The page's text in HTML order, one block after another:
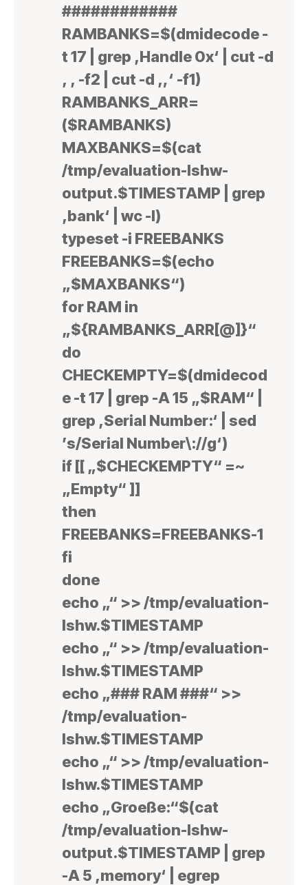
############
RAMBANKS=$(dmidecode -
t 17 | grep ‚Handle 0x‘ | cut -d
‚ ‚ -f2 | cut -d ‚,‘ -f1)
RAMBANKS_ARR=
($RAMBANKS)
MAXBANKS=$(cat
/tmp/evaluation-lshw-
output.$TIMESTAMP | grep
‚bank‘ | wc -l)
typeset -i FREEBANKS
FREEBANKS=$(echo
„$MAXBANKS“)
for RAM in
„${RAMBANKS_ARR[@]}“
do
CHECKEMPTY=$(dmidecod
e -t 17 | grep -A 15 „$RAM“ |
grep ‚Serial Number:‘ | sed
’s/Serial Number\://g‘)
if [[ „$CHECKEMPTY“ =~
„Empty“ ]]
then
FREEBANKS=FREEBANKS-1
fi
done
echo „“ >> /tmp/evaluation-
lshw.$TIMESTAMP
echo „“ >> /tmp/evaluation-
lshw.$TIMESTAMP
echo „### RAM ###“ >>
/tmp/evaluation-
lshw.$TIMESTAMP
echo „“ >> /tmp/evaluation-
lshw.$TIMESTAMP
echo „Groeße:“$(cat
/tmp/evaluation-lshw-
output.$TIMESTAMP | grep
-A 5 ‚memory‘ | egrep